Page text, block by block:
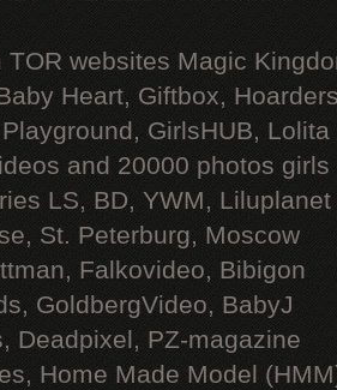
TOR websites Magic
Heart, Giftbox,
GirlsHUB, Lolita
and 20000 photos
LS, BD, YWM, Liluplanet
St. Peterburg, Moscow
Falkovideo, Bibigon
GoldbergVideo, BabyJ
Deadpixel, PZ-magazine
Home Made Model